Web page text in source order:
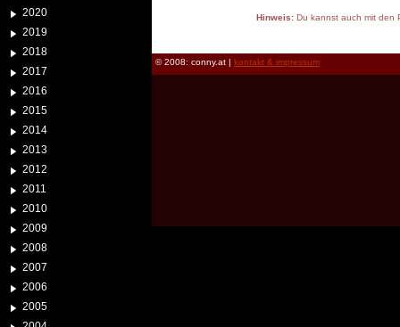
2020
2019
2018
2017
2016
2015
2014
2013
2012
2011
2010
2009
2008
2007
2006
2005
Hinweis:Du kannst auch mit den
© 2008: conny.at | kontakt & impressum